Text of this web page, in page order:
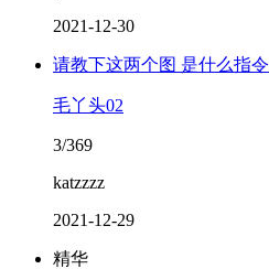
2021-12-30
请教下这两个图 是什么指令
毛丫头02
3/369
katzzzz
2021-12-29
精华